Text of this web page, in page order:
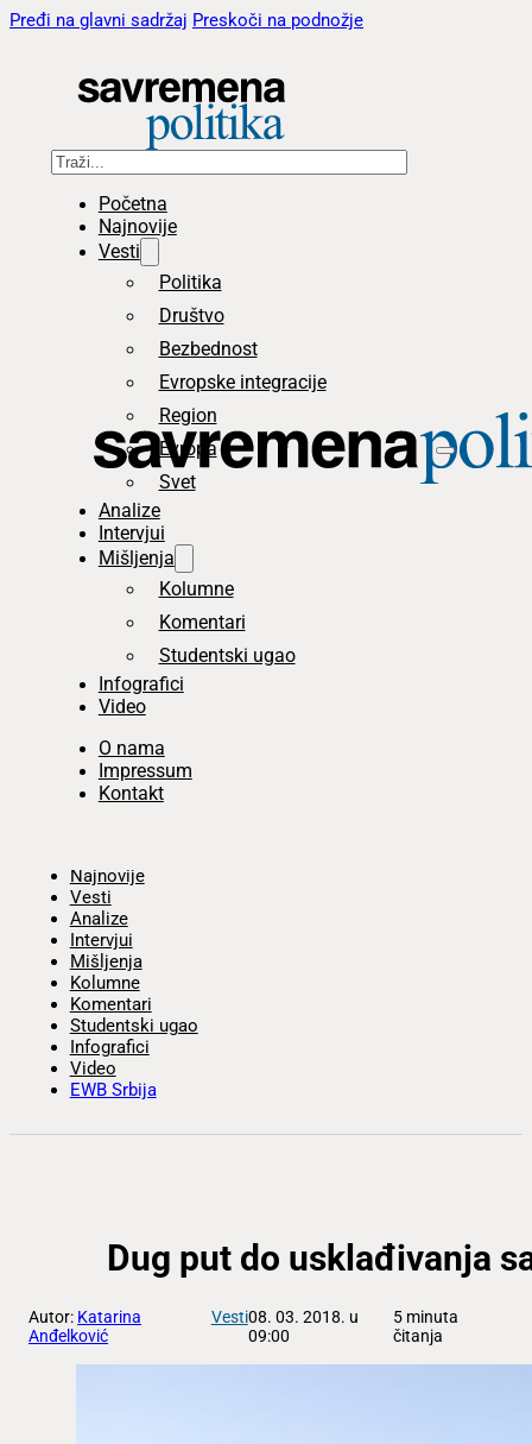
Pređi na glavni sadržaj Preskoči na podnožje
Pretraga
Početna
Najnovije
Vesti
Politika
Društvo
Bezbednost
Evropske integracije
Region
Evropa
Svet
Analize
Intervjui
Mišljenja
Kolumne
Komentari
Studentski ugao
Infografici
Video
O nama
Impressum
Kontakt
Najnovije
Vesti
Analize
Intervjui
Mišljenja
Kolumne
Komentari
Studentski ugao
Infografici
Video
EWB Srbija
Dug put do usklađivanja
Autor: Katarina
Anđelković
Vesti08. 03. 2018. u
09:00
5 minuta
čitanja